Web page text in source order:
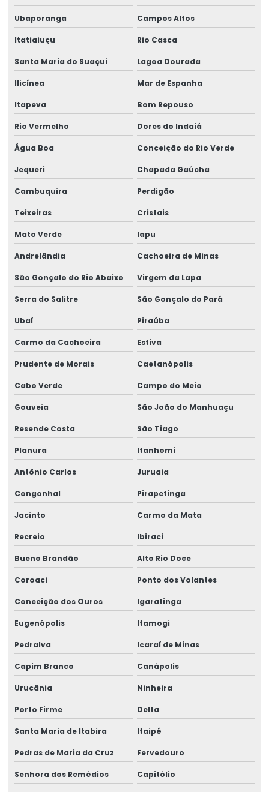
Ubaporanga Campos Altos
Itatiaiuçu Rio Casca
Santa Maria do Suaçuí Lagoa Dourada
Ilicínea Mar de Espanha
Itapeva Bom Repouso
Rio Vermelho Dores do Indaiá
Água Boa Conceição do Rio Verde
Jequeri Chapada Gaúcha
Cambuquira Perdigão
Teixeiras Cristais
Mato Verde Iapu
Andrelândia Cachoeira de Minas
São Gonçalo do Rio Abaixo Virgem da Lapa
Serra do Salitre São Gonçalo do Pará
Ubaí Piraúba
Carmo da Cachoeira Estiva
Prudente de Morais Caetanópolis
Cabo Verde Campo do Meio
Gouveia São João do Manhuaçu
Resende Costa São Tiago
Planura Itanhomi
Antônio Carlos Juruaia
Congonhal Pirapetinga
Jacinto Carmo da Mata
Recreio Ibiraci
Bueno Brandão Alto Rio Doce
Coroaci Ponto dos Volantes
Conceição dos Ouros Igaratinga
Eugenópolis Itamogi
Pedralva Icaraí de Minas
Capim Branco Canápolis
Urucânia Ninheira
Porto Firme Delta
Santa Maria de Itabira Itaipé
Pedras de Maria da Cruz Fervedouro
Senhora dos Remédios Capitólio